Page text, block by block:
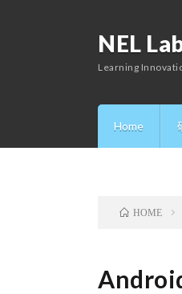
NEL
Learning
Home
HOME